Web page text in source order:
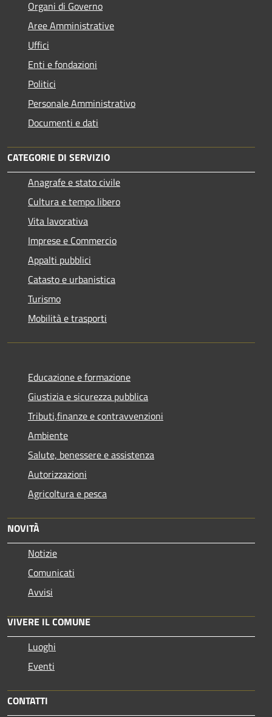
Organi di Governo
Aree Amministrative
Uffici
Enti e fondazioni
Politici
Personale Amministrativo
Documenti e dati
CATEGORIE DI SERVIZIO
Anagrafe e stato civile
Cultura e tempo libero
Vita lavorativa
Imprese e Commercio
Appalti pubblici
Catasto e urbanistica
Turismo
Mobilità e trasporti
Educazione e formazione
Giustizia e sicurezza pubblica
Tributi,finanze e contravvenzioni
Ambiente
Salute, benessere e assistenza
Autorizzazioni
Agricoltura e pesca
NOVITÀ
Notizie
Comunicati
Avvisi
VIVERE IL COMUNE
Luoghi
Eventi
CONTATTI